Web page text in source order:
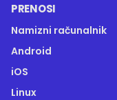
PRENOSI
Namizni računalnik
Android
iOS
Linux